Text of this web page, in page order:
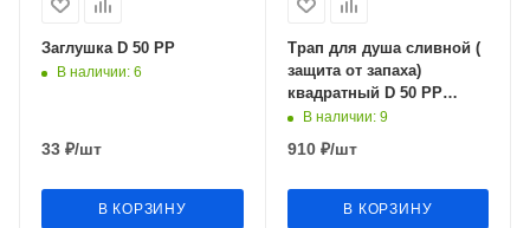
Заглушка D 50 РР
В наличии: 6
33 ₽/шт
В КОРЗИНУ
Трап для душа сливной (
защита от запаха)
квадратный D 50 РР
100х100мм DS43-100
В наличии: 9
910₽/шт
В КОРЗИНУ